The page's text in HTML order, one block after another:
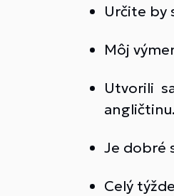
Určite by
Môj
Utvorili
Je dobré
Celý